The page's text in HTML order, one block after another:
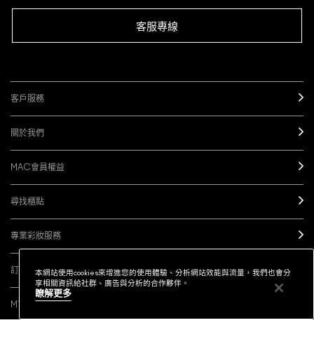
官網優惠 查詢訂單 排行榜
MAC會員權益
本網站使用cookies來增進您的使用體驗、分析網站效能與流量，我們也會分
享相關資訊給社群、廣告與分析的合作夥伴。
瞭解更多